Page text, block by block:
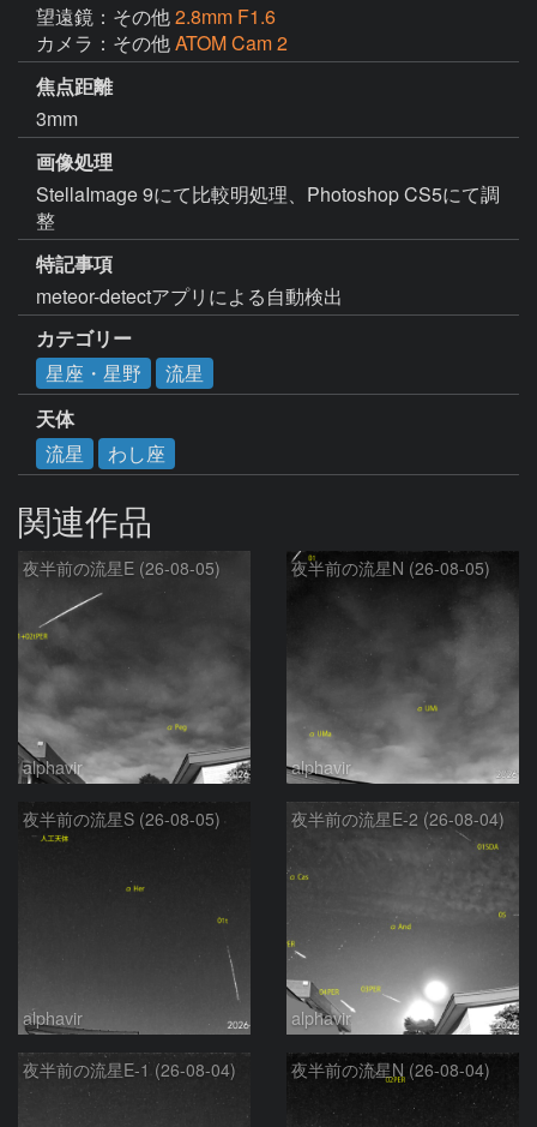
望遠鏡：その他2.8mm F1.6
カメラ：その他ATOM Cam 2
焦点距離
3mm
画像処理
StellaImage 9にて比較明処理、Photoshop CS5にて調
整
特記事項
meteor-detectアプリによる自動検出
カテゴリー
星座・星野
流星
天体
流星
わし座
関連作品
夜半前の流星E (26-08-05)
alphavir
夜半前の流星N (26-08-05)
alphavir
夜半前の流星S (26-08-05)
alphavir
夜半前の流星E-2 (26-08-04)
alphavir
夜半前の流星E-1 (26-08-04) 夜半前の流星N (26-08-04)